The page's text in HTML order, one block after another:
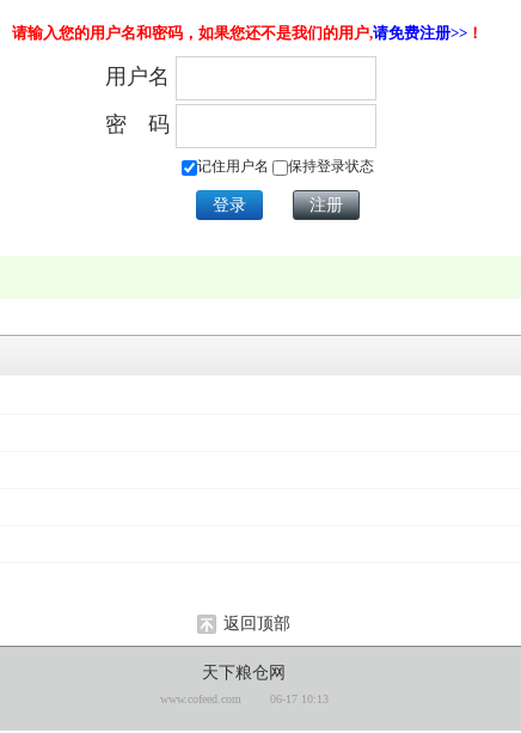
请输入您的用户名和密码，如果您还不是我们的用户,请免费注册>>！
用户名
密 码
记住用户名 保持登录状态
返回顶部
天下粮仓网
www.cofeed.com 06-17 10:13